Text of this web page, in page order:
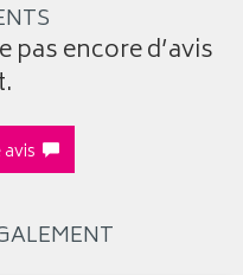
encore d’avis